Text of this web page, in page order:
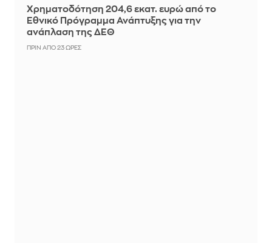
Χρηματοδότηση 204,6 εκατ. ευρώ από το
Εθνικό Πρόγραμμα Ανάπτυξης για την
ανάπλαση της ΔΕΘ
ΠΡΙΝ ΑΠΌ 23 ΏΡΕΣ